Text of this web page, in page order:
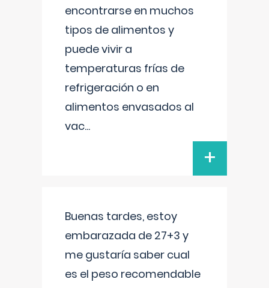
encontrarse en muchos
tipos de alimentos y
puede vivir a
temperaturas frías de
refrigeración o en
alimentos envasados al
vac...
+
Buenas tardes, estoy
embarazada de 27+3 y
me gustaría saber cual
es el peso recomendable